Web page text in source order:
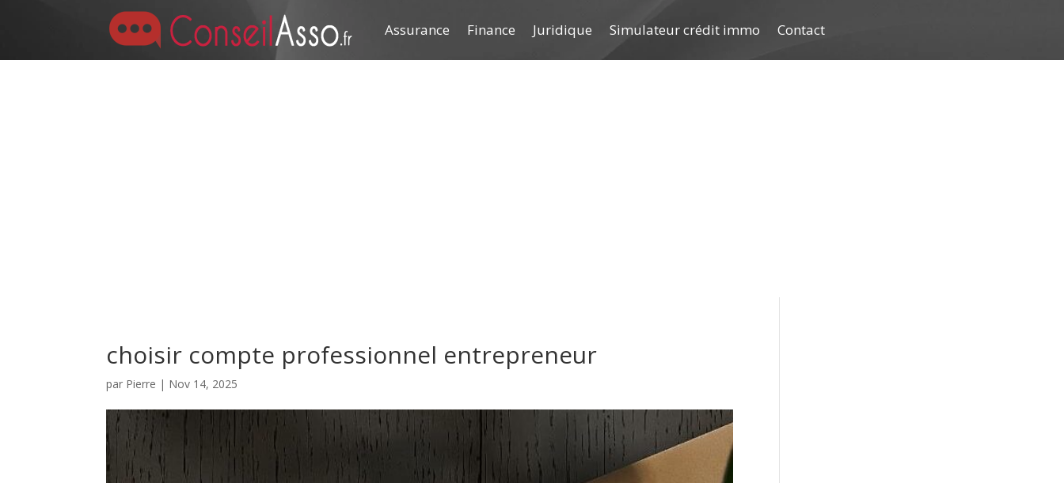
Assurance Finance Juridique Simulateur crédit immo Contact
choisir compte professionnel entrepreneur
par Pierre | Nov 14, 2025